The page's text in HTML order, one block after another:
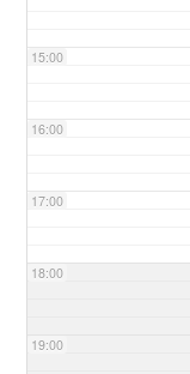
15:00
16:00
17:00
18:00
19:00